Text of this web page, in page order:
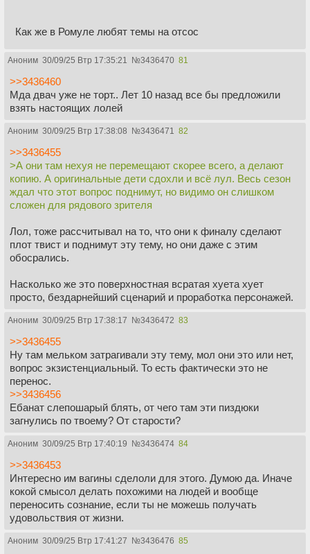
Как же в Ромуле любят темы на отсос
Аноним 30/09/25 Втр 17:35:21 №3436470 81
>>3436460
Мда двач уже не торт.. Лет 10 назад все бы предложили
взять настоящих лолей
Аноним 30/09/25 Втр 17:38:08 №3436471 82
>>3436455
>А они там нехуя не перемещают скорее всего, а делают
копию. А оригинальные дети сдохли и всё лул. Весь сезон
ждал что этот вопрос поднимут, но видимо он слишком
сложен для рядового зрителя
Лол, тоже рассчитывал на то, что они к финалу сделают
плот твист и поднимут эту тему, но они даже с этим
обосрались.
Насколько же это поверхностная всратая хуета хует
просто, бездарнейший сценарий и проработка персонажей.
Аноним 30/09/25 Втр 17:38:17 №3436472 83
>>3436455
Ну там мельком затрагивали эту тему, мол они это или нет,
вопрос экзистенциальный. То есть фактически это не
перенос.
>>3436456
Ебанат слепошарый блять, от чего там эти пиздюки
загнулись по твоему? От старости?
Аноним 30/09/25 Втр 17:40:19 №3436474 84
>>3436453
Интересно им вагины сделоли для этого. Думою да. Иначе
кокой смысол делать похожими на людей и вообще
переносить сознание, если ты не можешь получать
удовольствия от жизни.
Аноним 30/09/25 Втр 17:41:27 №3436476 85